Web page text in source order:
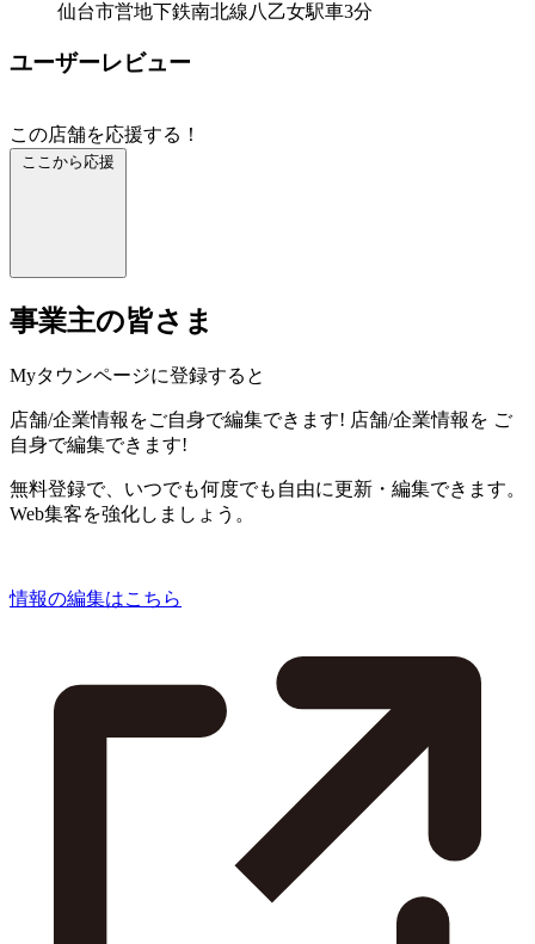
仙台市営地下鉄南北線八乙女駅車3分
ユーザーレビュー
この店舗を応援する！
ここから応援
事業主の皆さま
Myタウンページに登録すると
店舗/企業情報をご自身で編集できます! 店舗/企業情報を ご
自身で編集できます!
無料登録で、いつでも何度でも自由に更新・編集できます。
Web集客を強化しましょう。
情報の編集はこちら